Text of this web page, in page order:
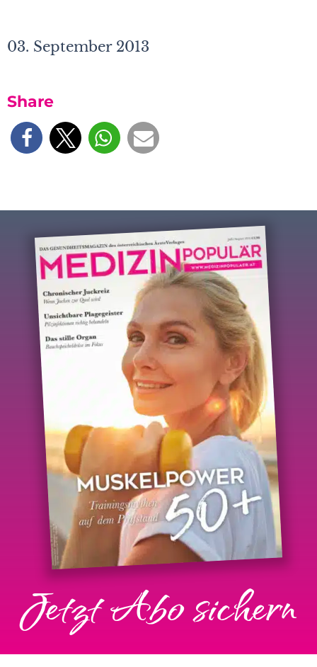
03. September 2013
Share
Jetzt Abo sichern